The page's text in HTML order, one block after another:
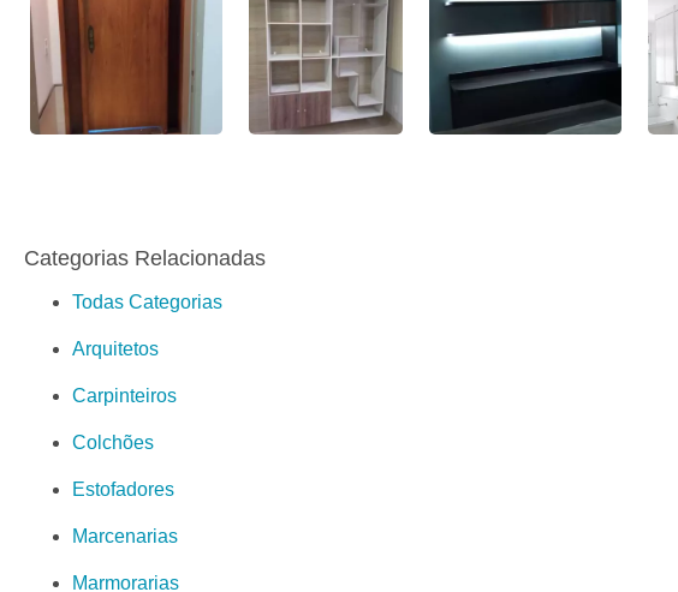
Categorias Relacionadas
Todas Categorias
Arquitetos
Carpinteiros
Colchões
Estofadores
Marcenarias
Marmorarias